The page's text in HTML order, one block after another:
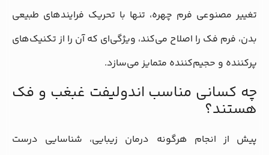
تغییر مصنوعی فرم چهره، تنها با تحریک فرایندهای طبیعی
بدن، فرم فک را اصلاح می‌کند، ویژگی‌ای که آن را از تکنیک‌های
پرکننده و حجیم‌کننده متمایز می‌سازد.
چه کسانی مناسب اندولیفت غبغب و فک
هستند؟
پیش از انجام هرگونه درمان زیبایی، شناسایی درست